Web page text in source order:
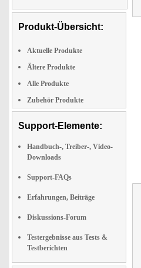
Produkt-Übersicht:
Aktuelle Produkte
Ältere Produkte
Alle Produkte
Zubehör Produkte
Support-Elemente:
Handbuch-, Treiber-, Video-
Downloads
Support-FAQs
Erfahrungen, Beiträge
Diskussions-Forum
Testergebnisse aus Tests &
Testberichten